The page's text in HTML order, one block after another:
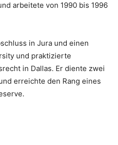
arbeitete von 1990 bis 1996
in Jura und einen
und praktizierte
in Dallas. Er diente zwei
erreichte den Rang eines